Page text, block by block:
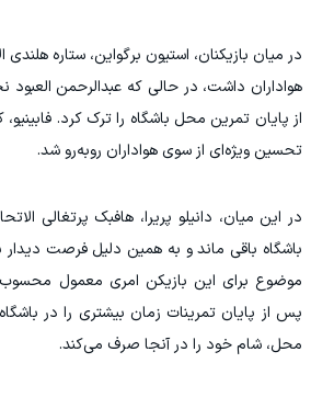
در میان بازیکنان، استیون برگواین، ستاره هلندی
هواداران داشت، در حالی که عبدالرحمن
از پایان تمرین محل باشگاه را ترک کرد. فابینیو،
تحسین ویژه‌ای از سوی هواداران روبه‌رو شد.
در این میان، دانیلو پریرا، هافبک پرتغالی
باشگاه باقی ماند و به همین دلیل فرصت دیدار
موضوع برای این بازیکن امری معمول محسوب
پس از پایان تمرینات زمان بیشتری را در
محل، شام خود را در آنجا صرف می‌کند.